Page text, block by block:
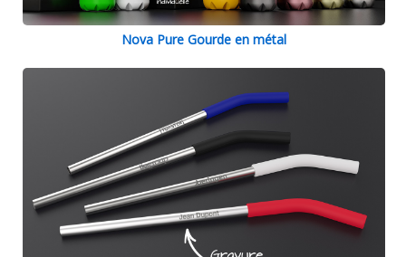
Nova Pure Gourde en métal